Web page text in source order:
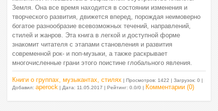
Земля. Она все время находится в состоянии изменения и
творческого развития, движется вперед, порождая неимоверно
богатое разнообразие всевозможных течений, направлений,
стилей и жанров. Эта книга в легкой и доступной форме
знакомит читателя с этапами становления и развития
современной рок- и поп-музыки, а также раскрывает
многочисленные грани этого поистине глобального явления.
Книги о группах, музыкантах, стилях | Просмотров: 1422 | Загрузок: 0 |
Добавил: aperock | Дата: 11.05.2017 | Рейтинг: 0.0/0 | Комментарии (0)